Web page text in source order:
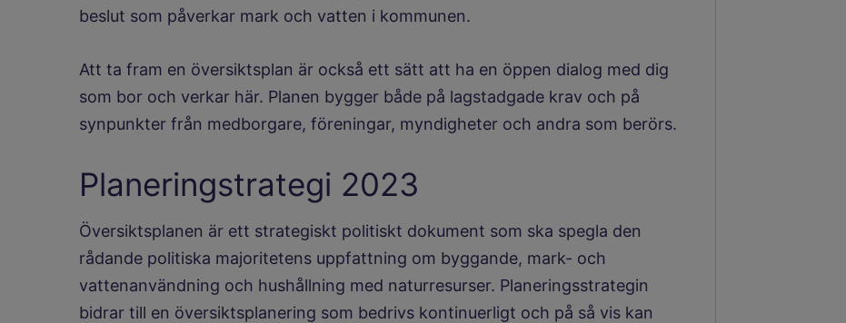
beslut som påverkar mark och vatten i kommunen.
Att ta fram en översiktsplan är också ett sätt att ha en öppen dialog med dig
som bor och verkar här. Planen bygger både på lagstadgade krav och på
synpunkter från medborgare, föreningar, myndigheter och andra som berörs.
Planeringstrategi 2023
Översiktsplanen är ett strategiskt politiskt dokument som ska spegla den
rådande politiska majoritetens uppfattning om byggande, mark- och
vattenanvändning och hushållning med naturresurser. Planeringsstrategin
bidrar till en översiktsplanering som bedrivs kontinuerligt och på så vis kan